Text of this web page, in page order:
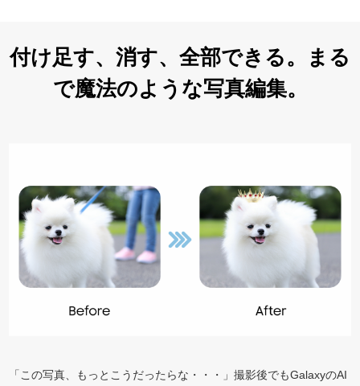
付け足す、消す、 全部できる。
まる
で魔法のような写真編集。
「この写真、もっとこうだったらな・・・」撮影後でもGalaxyのAI